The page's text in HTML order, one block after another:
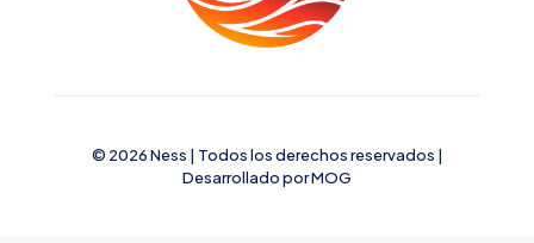
© 2026 Ness | Todos los derechos reservados |
Desarrollado porMOG